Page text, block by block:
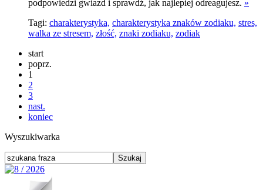
podpowiedzi gwiazd i sprawdź, jak najlepiej odreagujesz. »
Tagi: charakterystyka, charakterystyka znaków zodiaku, stres,
walka ze stresem, złość, znaki zodiaku, zodiak
start
poprz.
1
2
3
nast.
koniec
Wyszukiwarka